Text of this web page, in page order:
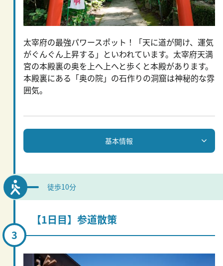
太宰府の最強パワースポット！「天に道が開け、運気
がぐんぐん上昇する」といわれています。太宰府天満
宮の本殿裏の奥を上へ上へと歩くと本殿があります。
本殿裏にある「奥の院」の石作りの洞窟は神秘的な雰
囲気。
基本情報
徒歩10分
【1日目】参道散策